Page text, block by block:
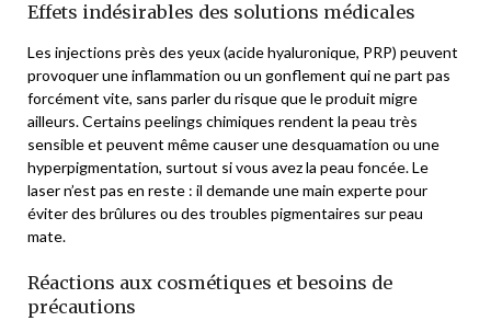
Effets indésirables des solutions médicales
Les injections près des yeux (acide hyaluronique, PRP) peuvent
provoquer une inflammation ou un gonflement qui ne part pas
forcément vite, sans parler du risque que le produit migre
ailleurs. Certains peelings chimiques rendent la peau très
sensible et peuvent même causer une desquamation ou une
hyperpigmentation, surtout si vous avez la peau foncée. Le
laser n’est pas en reste : il demande une main experte pour
éviter des brûlures ou des troubles pigmentaires sur peau
mate.
Réactions aux cosmétiques et besoins de
précautions